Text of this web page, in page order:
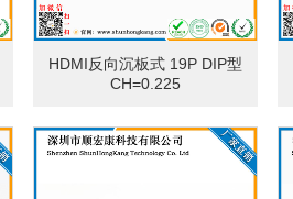
HDMI反向沉板式 19P DIP型
CH=0.225